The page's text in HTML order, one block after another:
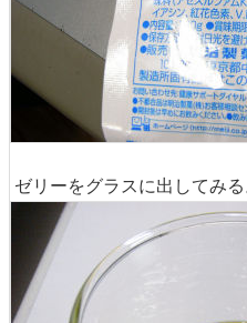
ゼリーをグラスに出してみ